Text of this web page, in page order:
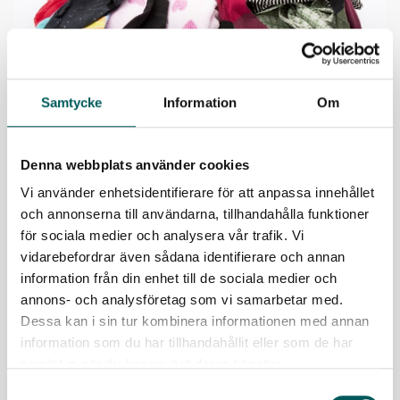
Samtycke Information Om
Denna webbplats använder cookies
Vi använder enhetsidentifierare för att anpassa innehållet
och annonserna till användarna, tillhandahålla funktioner
för sociala medier och analysera vår trafik. Vi
vidarebefordrar även sådana identifierare och annan
information från din enhet till de sociala medier och
annons- och analysföretag som vi samarbetar med.
Dessa kan i sin tur kombinera informationen med annan
information som du har tillhandahållit eller som de har
Stöd för insamling av textilavfall
Avfall Sverige har tagit fram stödmaterial som
beskriver hur kommunerna kan uppfylla det kommande
kravet på separat insamling och behandling av textil…